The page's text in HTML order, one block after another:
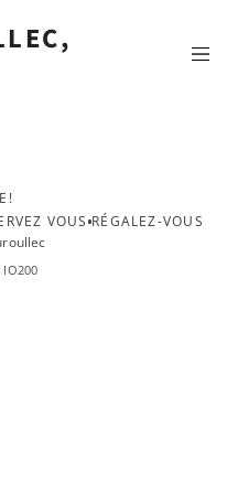
VOUS RÉGALEZ-VOUS
IO200